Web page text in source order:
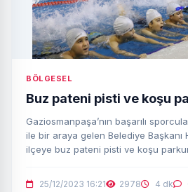
BÖLGESEL
Buz pateni pisti ve koşu
Gaziosmanpaşa’nın başarılı
ile bir araya gelen Belediye Başkanı
ilçeye buz pateni pisti ve koşu
25/12/2023 16:21 2978 4 dk